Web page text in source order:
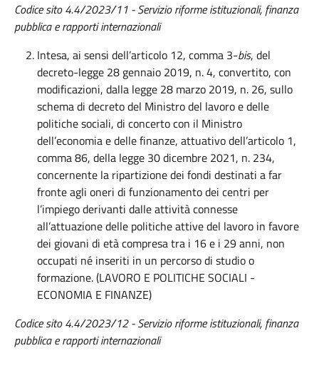
Codice sito 4.4/2023/11 - Servizio riforme istituzionali, finanza
pubblica e rapporti internazionali
Intesa, ai sensi dell’articolo 12, comma 3-bis, del
decreto-legge 28 gennaio 2019, n. 4, convertito, con
modificazioni, dalla legge 28 marzo 2019, n. 26, sullo
schema di decreto del Ministro del lavoro e delle
politiche sociali, di concerto con il Ministro
dell’economia e delle finanze, attuativo dell’articolo 1,
comma 86, della legge 30 dicembre 2021, n. 234,
concernente la ripartizione dei fondi destinati a far
fronte agli oneri di funzionamento dei centri per
l’impiego derivanti dalle attività connesse
all’attuazione delle politiche attive del lavoro in favore
dei giovani di età compresa tra i 16 e i 29 anni, non
occupati né inseriti in un percorso di studio o
formazione. (LAVORO E POLITICHE SOCIALI -
ECONOMIA E FINANZE)
Codice sito 4.4/2023/12 - Servizio riforme istituzionali, finanza
pubblica e rapporti internazionali